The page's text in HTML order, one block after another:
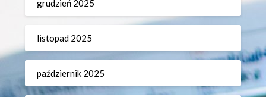
grudzień 2025
listopad 2025
październik 2025